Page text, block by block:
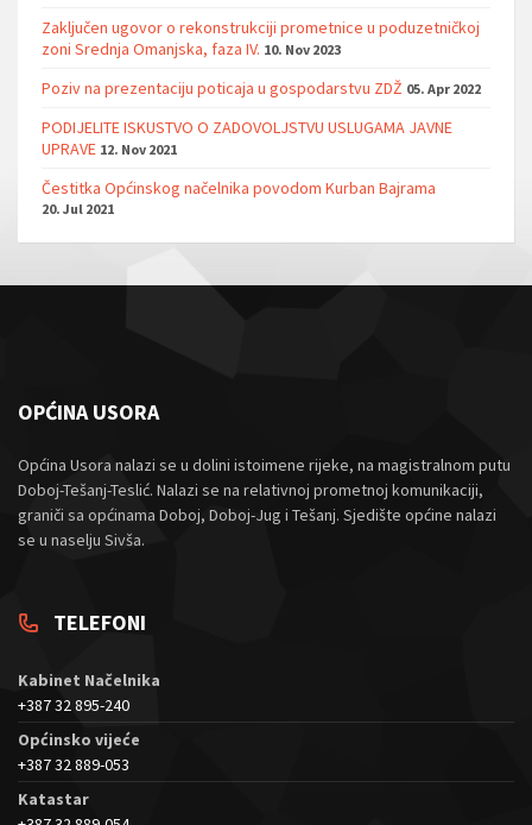
Zaključen ugovor o rekonstrukciji prometnice u poduzetničkoj
zoni Srednja Omanjska, faza IV. 10. Nov 2023
Poziv na prezentaciju poticaja u gospodarstvu ZDŽ 05. Apr 2022
PODIJELITE ISKUSTVO O ZADOVOLJSTVU USLUGAMA JAVNE
UPRAVE 12. Nov 2021
Čestitka Općinskog načelnika povodom Kurban Bajrama
20. Jul 2021
OPĆINA USORA
Općina Usora nalazi se u dolini istoimene rijeke, na magistralnom putu
Doboj-Tešanj-Teslić. Nalazi se na relativnoj prometnoj komunikaciji,
graniči sa općinama Doboj, Doboj-Jug i Tešanj. Sjedište općine nalazi
se u naselju Sivša.
TELEFONI
Kabinet Načelnika
+387 32 895-240
Općinsko vijeće
+387 32 889-053
Katastar